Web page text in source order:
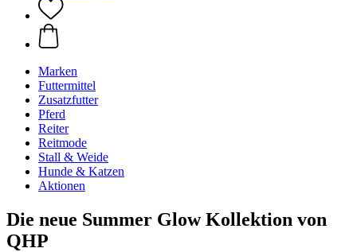
Marken
Futtermittel
Zusatzfutter
Pferd
Reiter
Reitmode
Stall & Weide
Hunde & Katzen
Aktionen
Die neue Summer Glow Kollektion von
QHP